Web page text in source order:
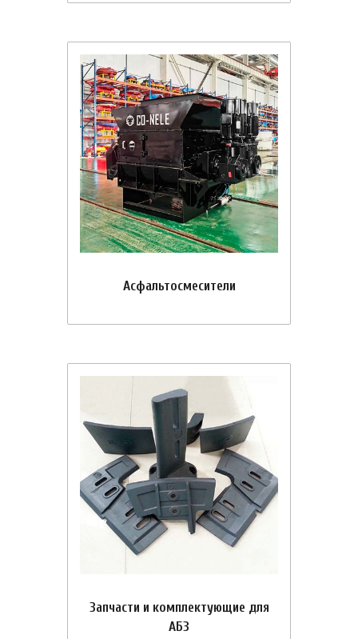
Асфальтосмесители
Запчасти и комплектующие для
АБЗ